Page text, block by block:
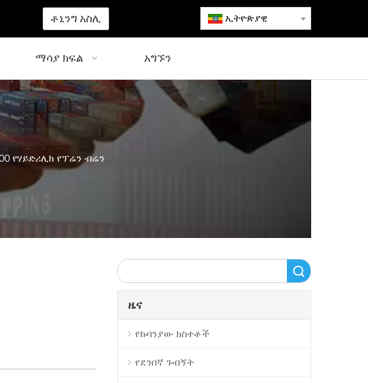
ቶኒንግ አስሊ ኢትዮጵያዊ
ማሳያ ክፍል አግኙን
የሃይድሪሊክ የፕሬን ብሬን
ዜና
የኩባንያው ክስተቶች
የደንበኛ ጉብኝት